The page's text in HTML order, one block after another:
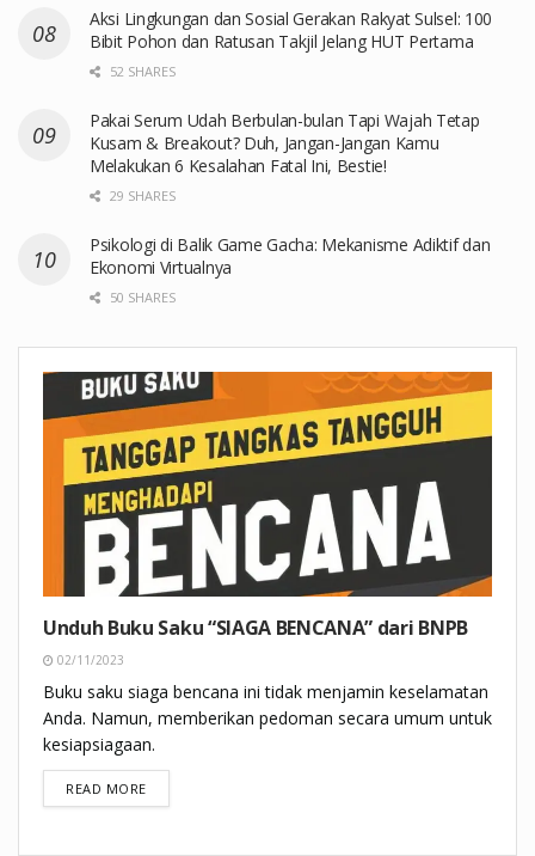
Aksi Lingkungan dan Sosial Gerakan Rakyat Sulsel: 100
Bibit Pohon dan Ratusan Takjil Jelang HUT Pertama
52 SHARES
Pakai Serum Udah Berbulan-bulan Tapi Wajah Tetap
Kusam & Breakout? Duh, Jangan-Jangan Kamu
Melakukan 6 Kesalahan Fatal Ini, Bestie!
29 SHARES
Psikologi di Balik Game Gacha: Mekanisme Adiktif dan
Ekonomi Virtualnya
50 SHARES
Unduh Buku Saku “SIAGA BENCANA” dari BNPB
02/11/2023
Buku saku siaga bencana ini tidak menjamin keselamatan
Anda. Namun, memberikan pedoman secara umum untuk
kesiapsiagaan.
READ MOREDETAILS